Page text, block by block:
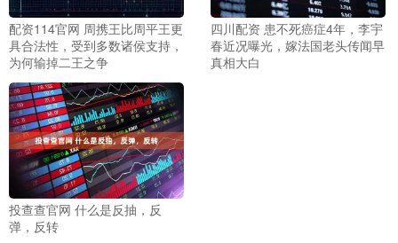
配资114官网 周携王比周平王更
具合法性，受到多数诸侯支持，
为何输掉二王之争
四川配资 患不死癌症4年，李宇
春近况曝光，嫁法国老头传闻早
真相大白
投查查官网 什么是反抽，反
弹，反转